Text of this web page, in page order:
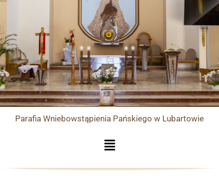
Parafia Wniebowstąpienia Pańskiego w Lubartowie
Menu